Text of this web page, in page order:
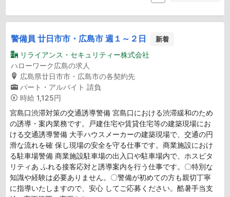
警備員 廿日市市・広島市 週１～２日 新着
リライアンス・セキュリティー株式会社
ハローワーク広島の求人
広島県廿日市市・広島市の各契約先
パート・アルバイト 請負
時給 1,125円
宮島口渋滞対策の交通誘導警備 宮島口における渋滞緩和のため
の誘導・案内業務です。戸建住宅や賃貸住宅等の建築現場にお
ける交通誘導警備 大手ハウスメーカーの建築現場で、交通の円
滑な流れを確 保し現場の安全を守る仕事です。商業施設におけ
る駐車場警備 商業施設駐車場の出入口や駐車場内で、ホスピタ
リティあ ふれる接客応対と誘導案内を行う仕事です。〇特別な
知識や経験は必要ありません。〇警備が初めての方も親切丁寧
に指導いたしますので、安心 してご応募ください。酷暑手当支